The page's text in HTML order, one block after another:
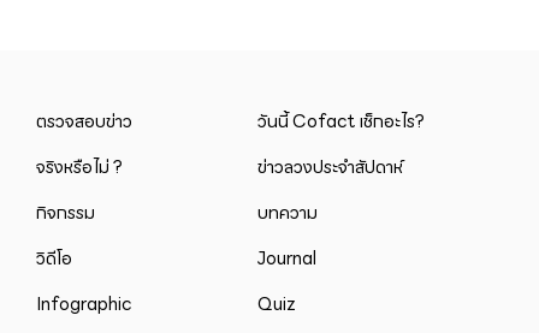
ตรวจสอบข่าว
วันนี้ Cofact เช็กอะไร?
จริงหรือไม่ ?
ข่าวลวงประจำสัปดาห์
กิจกรรม
บทความ
วิดีโอ
Journal
Infographic
Quiz